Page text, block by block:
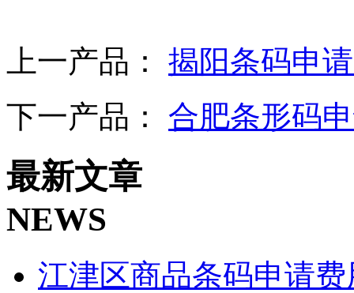
上一产品： 揭阳条码申
下一产品： 合肥条形码
最新文章
NEWS
江津区商品条码申请